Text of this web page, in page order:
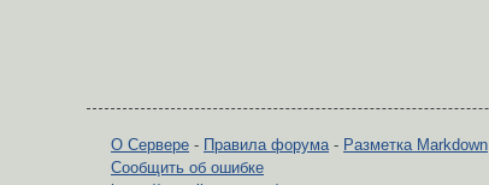
О Сервере - Правила форума- Разметка Markdown
Сообщить об ошибке